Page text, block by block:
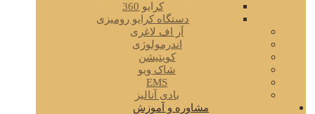
کرایو 360
دستگاه کرایو رومیزی
آر اف لاغری
اندرمولوژی
کویتیشن
شاک ویو
EMS
بادی آنالیز
مشاوره و آموزش